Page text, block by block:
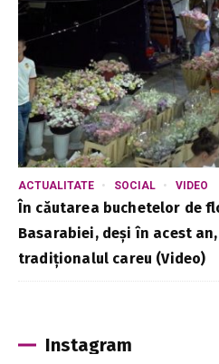
ACTUALITATE SOCIAL VIDEO
În căutarea buchetelor de
Basarabiei, deși în acest
tradiționalul careu (Video)
Instagram